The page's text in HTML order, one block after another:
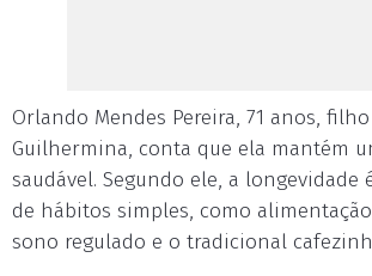
Orlando Mendes Pereira, 71 anos,
Guilhermina, conta que ela mantém
saudável. Segundo ele, a longevidade
de hábitos simples, como
sono regulado e o tradicional